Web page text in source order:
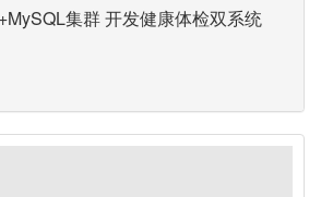
集群 开发健康体检双系统